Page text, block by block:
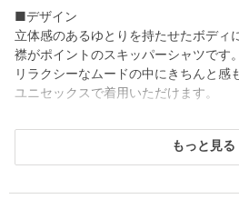
■デザイン
立体感のあるゆとりを持たせたボディ
襟がポイントのスキッパーシャツです。
リラクシーなムードの中にきちんと感
ユニセックスで着用いただけます。
■素材
イタリアの老舗生地メーカーLanificio
クラシックさもありつつモード感もあ
もっと見る